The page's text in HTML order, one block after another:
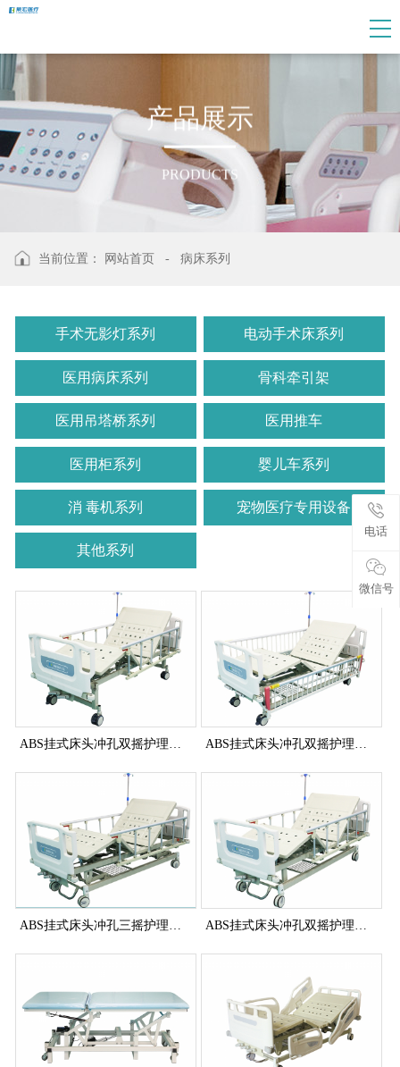
产品展示
PRODUCTS
当前位置： 网站首页 - 病床系列
手术无影灯系列 电动手术床系列
医用病床系列 骨科牵引架
医用吊塔桥系列 医用推车
医用柜系列 婴儿车系列
消 毒机系列 宠物医疗专用设备
其他系列
电话
微信号